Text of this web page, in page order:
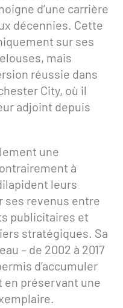
d’une carrière
décennies. Cette
sur ses
mais
réussie dans
City, où il
adjoint depuis
une
à
leurs
ses revenus entre
publicitaires et
stratégiques. Sa
– de 2002 à 2017
d’accumuler
préservant une